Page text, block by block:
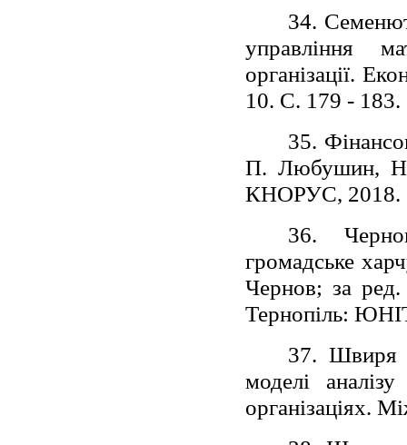
34.
управління
організації.
10. С. 179 - 183.
35.
П. Любушин, Н.
КНОРУС, 2018.
36.
громадське
Чернов; за
Тернопіль:
37. Швиря
моделі
організаціях.